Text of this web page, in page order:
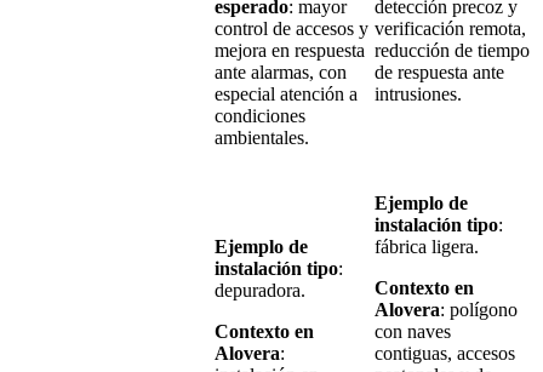
esperado: mayor
control de accesos y
mejora en respuesta
ante alarmas, con
especial atención a
condiciones
ambientales.
detección precoz y
verificación remota,
reducción de tiempo
de respuesta ante
intrusiones.
Ejemplo de
instalación tipo:
depuradora.
Contexto en
Alovera:
Ejemplo de
instalación tipo:
fábrica ligera.
Contexto en
Alovera: polígono
con naves
contiguas, accesos